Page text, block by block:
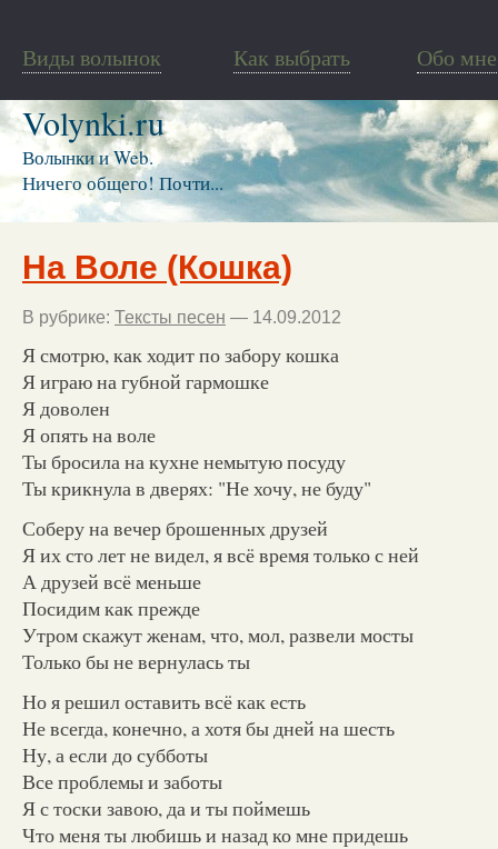
Виды волынок Как выбрать Обо мне
Volynki.ru
Волынки и Web.
Ничего общего! Почти...
На Воле (Кошка)
В рубрике: Тексты песен — 14.09.2012
Я смотрю, как ходит по забору кошка
Я играю на губной гармошке
Я доволен
Я опять на воле
Ты бросила на кухне немытую посуду
Ты крикнула в дверях: "Не хочу, не буду"
Соберу на вечер брошенных друзей
Я их сто лет не видел, я всё время только с ней
А друзей всё меньше
Посидим как прежде
Утром скажут женам, что, мол, развели мосты
Только бы не вернулась ты
Но я решил оставить всё как есть
Не всегда, конечно, а хотя бы дней на шесть
Ну, а если до субботы
Все проблемы и заботы
Я с тоски завою, да и ты поймешь
Что меня ты любишь и назад ко мне придешь